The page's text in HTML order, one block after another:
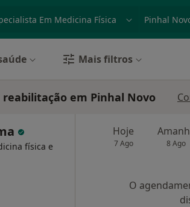
doença ou nome
Mais filtros
em Pinhal Novo
física e
Hoje
7 Ago 8 Ago
O